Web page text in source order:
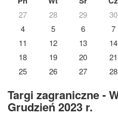
27 28 29 30
4
5 6 7
11
12 13 14
18
19 20 21
25
26 27 28
Targi zagraniczne -
Grudzień 2023 r.